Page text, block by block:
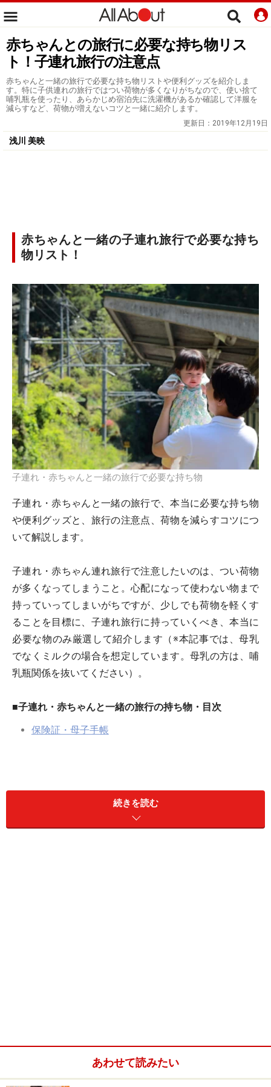
赤ちゃんとの旅行に必要な持ち物リス
ト！子連れ旅行の注意点
赤ちゃんと一緒の旅行で必要な持ち物リストや便利グッズを紹介しま
す。特に子供連れの旅行ではつい荷物が多くなりがちなので、使い捨て
哺乳瓶を使ったり、あらかじめ宿泊先に洗濯機があるか確認して洋服を
減らすなど、荷物が増えないコツと一緒に紹介します。
更新日： 2019年12月19日
浅川 美映
赤ちゃんと一緒の子連れ旅行で必要な持ち
物リスト！
子連れ・赤ちゃんと一緒の旅行で必要な持ち物
子連れ・赤ちゃんと一緒の旅行で、本当に必要な持ち物
や便利グッズと、旅行の注意点、荷物を減らすコツにつ
いて解説します。
子連れ・赤ちゃん連れ旅行で注意したいのは、つい荷物
が多くなってしまうこと。心配になって使わない物まで
持っていってしまいがちですが、少しでも荷物を軽くす
ることを目標に、子連れ旅行に持っていくべき、本当に
必要な物のみ厳選して紹介します（※本記事では、母乳
でなくミルクの場合を想定しています。母乳の方は、哺
乳瓶関係を抜いてください）。
■子連れ・赤ちゃんと一緒の旅行の持ち物・目次
保険証・母子手帳
水筒（保温機能付き）
使い捨て哺乳瓶
続きを読む
あわせて読みたい